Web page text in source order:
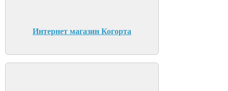
Интернет магазин Когорта